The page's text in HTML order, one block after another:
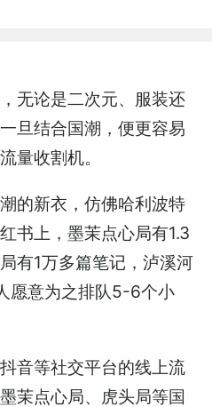
无论是二次元、服装还
旦结合国潮，便更容易
量收割机。
的新衣，仿佛哈利波特
书上，墨茉点心局有1.3
有1万多篇笔记，泸溪河
愿意为之排队5-6个小
音等社交平台的线上流
茉点心局、虎头局等国